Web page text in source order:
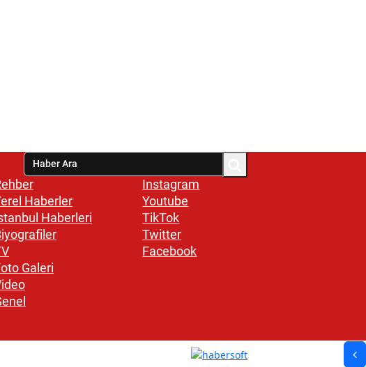
Haberler
Haberleri
Galeri
Instagram
Youtube
TikTok
Twitter
Facebook